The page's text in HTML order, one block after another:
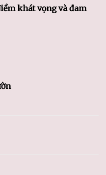
khát vọng và đam